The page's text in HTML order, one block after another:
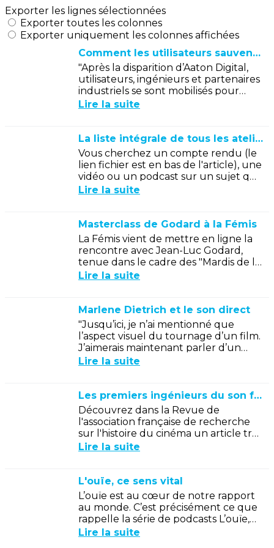
Exporter les lignes sélectionnées
Exporter toutes les colonnes
Exporter uniquement les colonnes affichées
Comment les utilisateurs sauvent une légende de l’audio professionnel…
"Après la disparition d’Aaton Digital,
utilisateurs, ingénieurs et partenaires
industriels se sont mobilisés pour
préserver les mythiques
Lire la suite
La liste intégrale de tous les ateliers
Vous cherchez un compte rendu (le
lien fichier est en bas de l'article), une
vidéo ou un podcast sur un sujet qui
vous intéresse particulièrement,
Lire la suite
Masterclass de Godard à la Fémis
La Fémis vient de mettre en ligne la
rencontre avec Jean-Luc Godard,
tenue dans le cadre des "Mardis de la
Fémis" le 26 avril 1988.
Lire la suite
Marlene Dietrich et le son direct
"Jusqu’ici, je n’ai mentionné que
l’aspect visuel du tournage d’un film.
J’aimerais maintenant parler d’un
second élément tout aussi essentiel :
Lire la suite
Les premiers ingénieurs du son français
Découvrez dans la Revue de
l'association française de recherche
sur l'histoire du cinéma un article très
documenté sur la création du métier
Lire la suite
L'ouïe, ce sens vital
L’ouïe est au cœur de notre rapport
au monde. C’est précisément ce que
rappelle la série de podcasts L’ouïe,
ce sens vital, proposée par France
Lire la suite